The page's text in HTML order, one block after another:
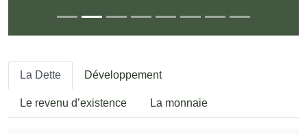
La Dette Développement
Le revenu d’existence La monnaie